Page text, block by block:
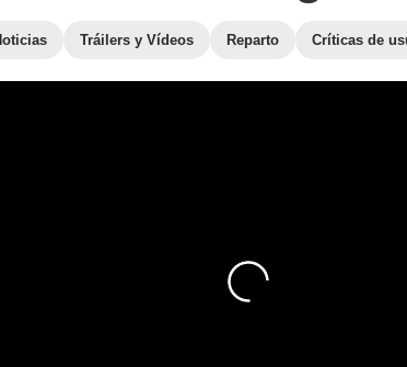
Tráilers y Vídeos Reparto Críticas de